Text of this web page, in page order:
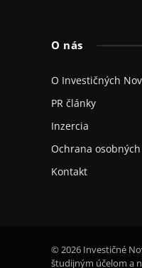
O nás
O Investičných
PR články
Inzercia
Ochrana
Kontakt
© 2026 Investičné
študijným účelom a